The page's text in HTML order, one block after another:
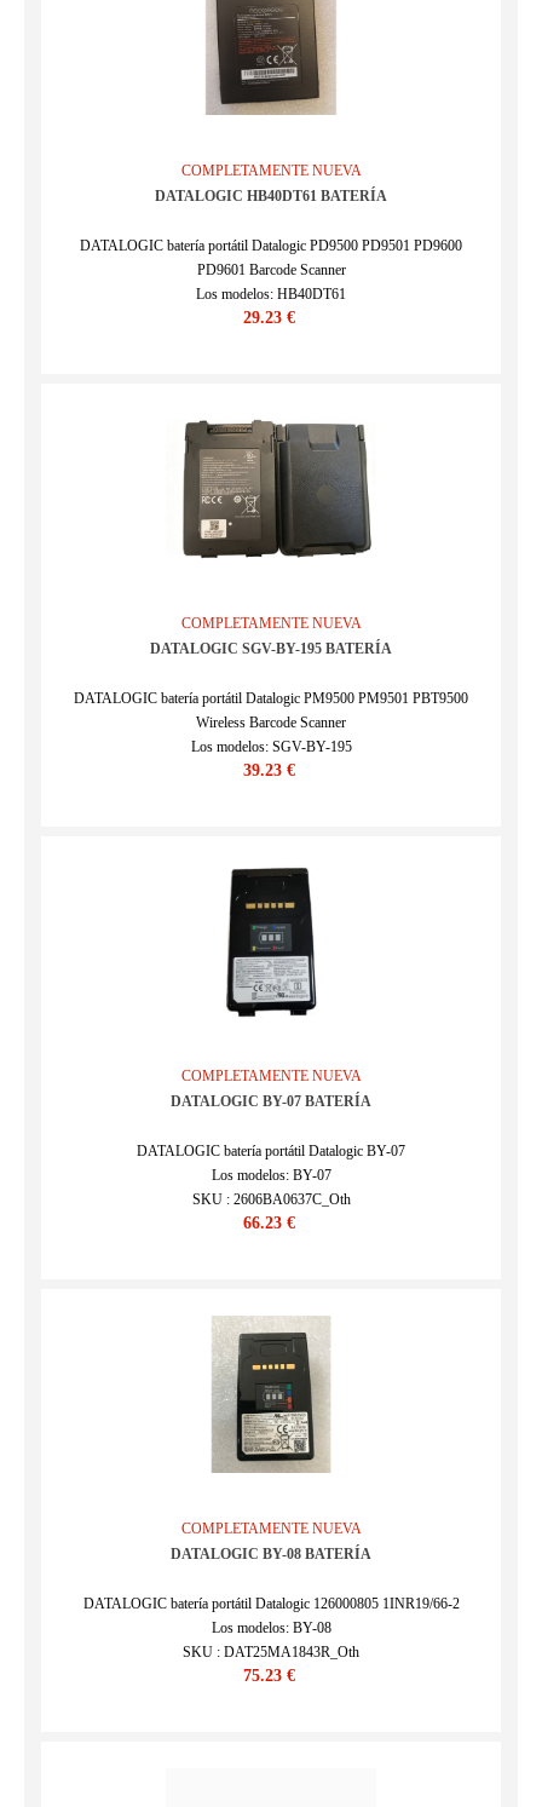
COMPLETAMENTE NUEVA
DATALOGIC HB40DT61 BATERÍA
DATALOGIC batería portátil Datalogic PD9500 PD9501 PD9600
PD9601 Barcode Scanner
Los modelos: HB40DT61
SKU : ECN8R26J85B_Oth
29.23 €
COMPLETAMENTE NUEVA
DATALOGIC SGV-BY-195 BATERÍA
DATALOGIC batería portátil Datalogic PM9500 PM9501 PBT9500
Wireless Barcode Scanner
Los modelos: SGV-BY-195
SKU : ECN7R26J84A_Oth
39.23 €
COMPLETAMENTE NUEVA
DATALOGIC BY-07 BATERÍA
DATALOGIC batería portátil Datalogic BY-07
Los modelos: BY-07
SKU : 2606BA0637C_Oth
66.23 €
COMPLETAMENTE NUEVA
DATALOGIC BY-08 BATERÍA
DATALOGIC batería portátil Datalogic 126000805 1INR19/66-2
Los modelos: BY-08
SKU : DAT25MA1843R_Oth
75.23 €